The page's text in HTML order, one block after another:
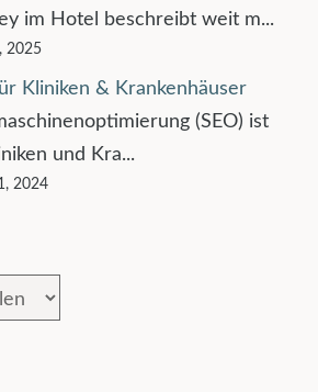
im Hotel beschreibt weit m...
2025
Kliniken & Krankenhäuser
(SEO) ist
und Kra...
2024